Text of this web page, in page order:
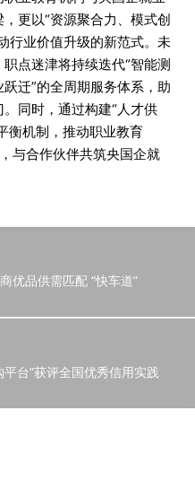
更以“资源聚合力、模式创
行业价值升级的新范式。未
点迷津将持续迭代“智能测
迁”的全周期服务体系，助
同时，通过构建“人才供
衡机制，推动职业教育
与合作伙伴共筑央国企就
优品供需匹配 “快车道”
台”获评全国优秀信用实践